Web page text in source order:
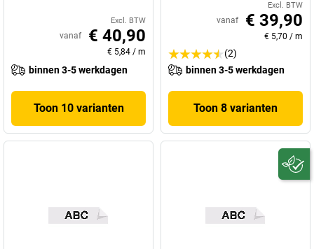
Excl. BTW
vanaf € 40,90
€ 5,84 / m
binnen 3-5 werkdagen
Toon 10 varianten
Excl. BTW
vanaf € 39,90
€ 5,70 / m
(2)
binnen 3-5 werkdagen
Toon 8 varianten